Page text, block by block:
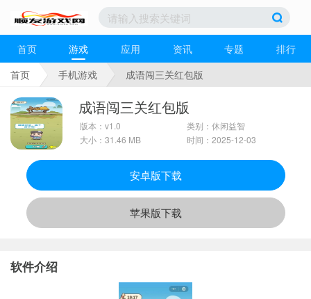
首页 游戏 应用 资讯 专题
排行
首页
手机游戏 成语闯三关红包版
成语闯三关红包版
版本：v1.0
大小：31.46 MB
类别：休闲益智
时间：2025-12-03
安卓版下载
苹果版下载
软件介绍